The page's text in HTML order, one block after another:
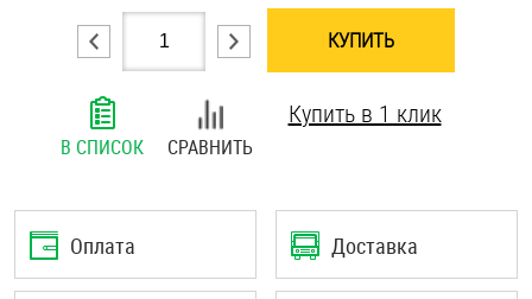
КУПИТЬ
В СПИСОК СРАВНИТЬ
Купить в 1 клик
Оплата Доставка